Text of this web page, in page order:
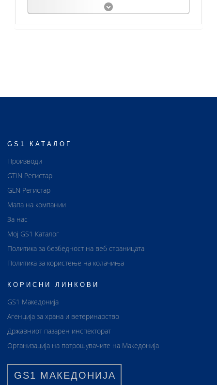
GS1 КАТАЛОГ
Производи
GTIN Регистар
GLN Регистар
Мапа на компании
За нас
Мој GS1 Каталог
Политика за безбедност на веб страницата
Политика за користење на колачиња
КОРИСНИ ЛИНКОВИ
GS1 Македонија
Агенција за храна и ветеринарство
Државниот пазарен инспекторат
Организација на потрошувачите на Македонија
GS1 МАКЕДОНИЈА